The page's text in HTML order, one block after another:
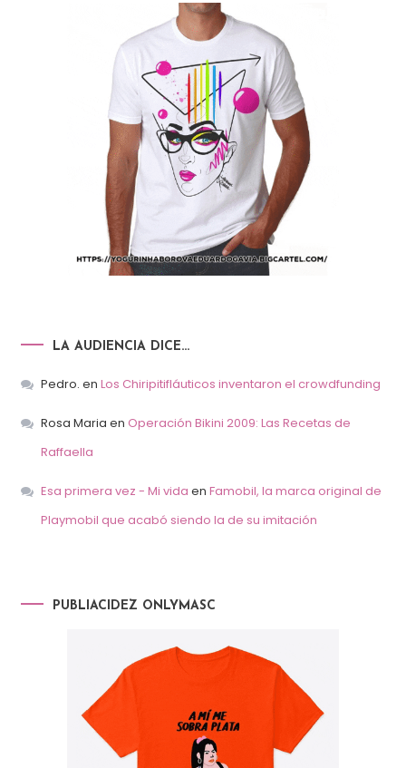
LA AUDIENCIA DICE…
Pedro. en Los Chiripitifláuticos inventaron el crowdfunding
Rosa Maria en Operación Bikini 2009: Las Recetas de
Raffaella
Esa primera vez - Mi vida en Famobil, la marca original de
Playmobil que acabó siendo la de su imitación
PUBLIACIDEZ ONLYMASC